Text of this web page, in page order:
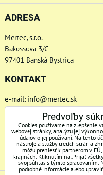
ADRESA
Mertec, s.r.o.
Bakossova 3/C
97401 Banská Bystrica
KONTAKT
e-mail: info@mertec.sk
Telefón: +421 48-4800 791
Predvoľby
Cookies používame na zlepšenie
webovej stránky, analýzu jej
údajov o jej používaní. Na tento
nástroje a služby tretích strán a
môžu preniesť k partnerom v
krajinách. Kliknutím na „Prijať
svoj súhlas s týmto spracovaním.
podrobné informácie alebo